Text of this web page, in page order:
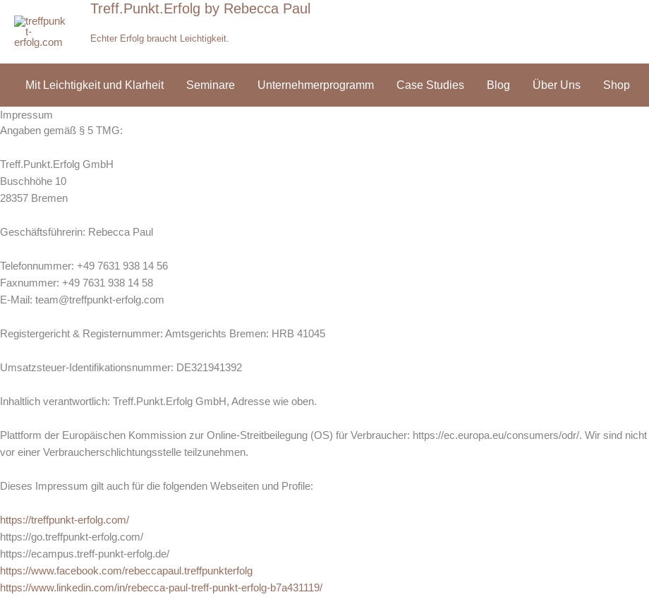
Inhalt
springen
Treff.Punkt.Erfolg by Rebecca Paul
Echter Erfolg braucht Leichtigkeit.
Mit Leichtigkeit und Klarheit Seminare Unternehmerprogramm Case Studies Blog Über Uns Shop
Impressum
Angaben gemäß § 5 TMG:
Treff.Punkt.Erfolg GmbH
Buschhöhe 10
28357 Bremen
Geschäftsführerin: Rebecca Paul
Telefonnummer: +49 7631 938 14 56
Faxnummer: +49 7631 938 14 58
E-Mail: team@treffpunkt-erfolg.com
Registergericht & Registernummer: Amtsgerichts Bremen: HRB 41045
Umsatzsteuer-Identifikationsnummer: DE321941392
Inhaltlich verantwortlich: Treff.Punkt.Erfolg GmbH, Adresse wie oben.
Plattform der Europäischen Kommission zur Online-Streitbeilegung (OS) für Verbraucher: https://ec.europa.eu/consumers/odr/. Wir sind
vor einer Verbraucherschlichtungsstelle teilzunehmen.
Dieses Impressum gilt auch für die folgenden Webseiten und Profile:
https://treffpunkt-erfolg.com/
https://go.treffpunkt-erfolg.com/
https://ecampus.treff-punkt-erfolg.de/
https://www.facebook.com/rebeccapaul.treffpunkterfolg
https://www.linkedin.com/in/rebecca-paul-treff-punkt-erfolg-b7a431119/